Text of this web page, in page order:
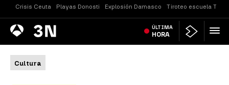
Crisis Ceuta Playas Donosti Explosión Damasco Tiroteo escuela
Antena
3 Noticias ÚLTIMA
HORA
Cultura